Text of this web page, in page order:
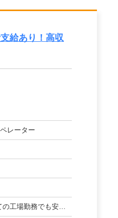
給あり！高収
レーター
用意しました。→ 初期費用0円の個室...